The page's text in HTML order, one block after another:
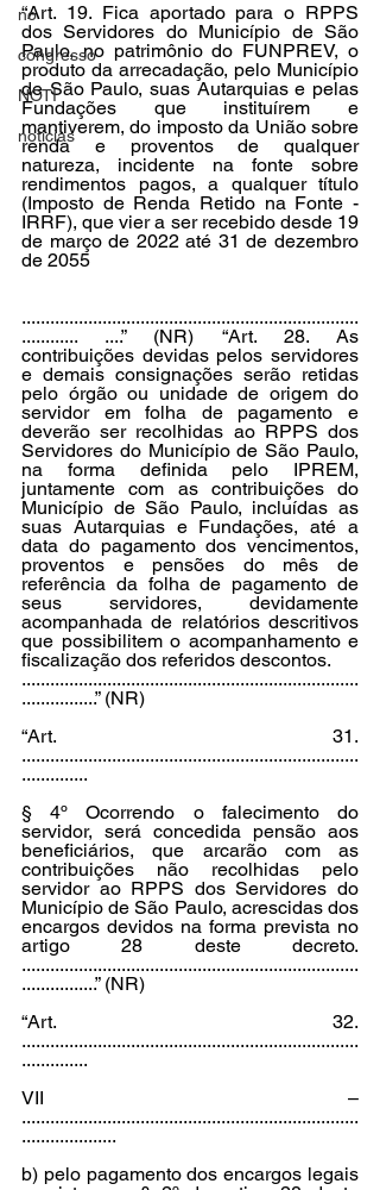
no
congresso
NOTI
noticias
“Art. 19. Fica aportado para o RPPS
dos Servidores do Município de São
Paulo, no patrimônio do FUNPREV, o
produto da arrecadação, pelo Município
de São Paulo, suas Autarquias e pelas
Fundações que instituírem e
mantiverem, do imposto da União sobre
renda e proventos de qualquer
natureza, incidente na fonte sobre
rendimentos pagos, a qualquer título
(Imposto de Renda Retido na Fonte -
IRRF), que vier a ser recebido desde 19
de março de 2022 até 31 de dezembro
de 2055
.......................................................................
............ ....” (NR) “Art. 28. As
contribuições devidas pelos servidores
e demais consignações serão retidas
pelo órgão ou unidade de origem do
servidor em folha de pagamento e
deverão ser recolhidas ao RPPS dos
Servidores do Município de São Paulo,
na forma definida pelo IPREM,
juntamente com as contribuições do
Município de São Paulo, incluídas as
suas Autarquias e Fundações, até a
data do pagamento dos vencimentos,
proventos e pensões do mês de
referência da folha de pagamento de
seus servidores, devidamente
acompanhada de relatórios descritivos
que possibilitem o acompanhamento e
fiscalização dos referidos descontos.
.......................................................................
................” (NR)
“Art. 31.
.......................................................................
..............
§ 4º Ocorrendo o falecimento do
servidor, será concedida pensão aos
beneficiários, que arcarão com as
contribuições não recolhidas pelo
servidor ao RPPS dos Servidores do
Município de São Paulo, acrescidas dos
encargos devidos na forma prevista no
artigo 28 deste decreto.
.......................................................................
................” (NR)
“Art. 32.
.......................................................................
..............
VII –
.......................................................................
....................
b) pelo pagamento dos encargos legais